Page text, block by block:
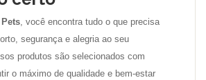
, você encontra tudo o que precisa
segurança e alegria ao seu
produtos são selecionados com
o máximo de qualidade e bem-estar